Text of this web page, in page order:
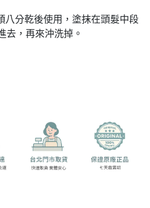
八分乾後使用，塗抹在頭髮中段
去，再來沖洗掉。